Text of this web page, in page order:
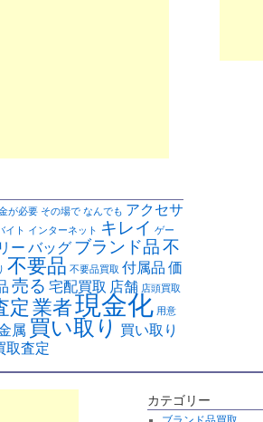
が必要 その場で なんでも アクセサ
イト インターネット キレイ ゲー
ー バッグ ブランド品不
不要品 不要品買取 付属品 価
売る 宅配買取 店舗 店頭買取
定 業者現金化 用意
属 買い取り
買い取り
取査定
カテゴリー